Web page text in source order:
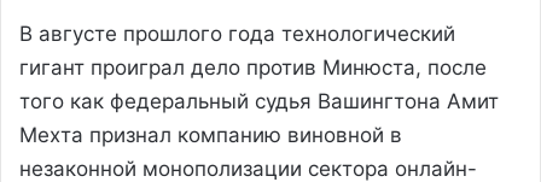
В августе прошлого года технологический
гигант проиграл дело против Минюста, после
того как федеральный судья Вашингтона Амит
Мехта признал компанию виновной в
незаконной монополизации сектора онлайн-